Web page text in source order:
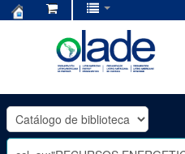
OLADE
-